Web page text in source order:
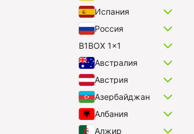
Испания
Россия
B1BOX 1x1
Австралия
Австрия
Азербайджан
Албания
Алжир